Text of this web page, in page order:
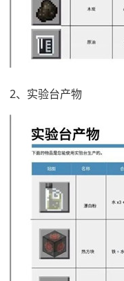
2、实验台产物